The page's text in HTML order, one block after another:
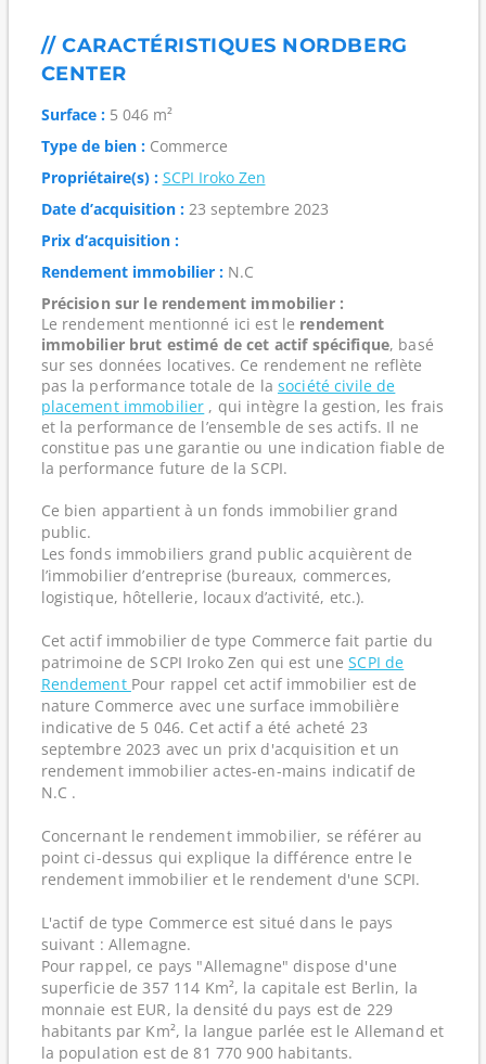
// CARACTÉRISTIQUES NORDBERG
CENTER
Surface :5 046 m²
Type de bien :Commerce
Propriétaire(s) : SCPI Iroko Zen
Date d’acquisition :23 septembre 2023
Prix d’acquisition :
Rendement immobilier :N.C
Précision sur le rendement immobilier :
Le rendement mentionné ici est le rendement
immobilier brut estimé de cet actif spécifique, basé
sur ses données locatives. Ce rendement ne reflète
pas la performance totale de la société civile de
placement immobilier , qui intègre la gestion, les frais
et la performance de l’ensemble de ses actifs. Il ne
constitue pas une garantie ou une indication fiable de
la performance future de la SCPI.
Ce bien appartient à un fonds immobilier grand
public.
Les fonds immobiliers grand public acquièrent de
l’immobilier d’entreprise (bureaux, commerces,
logistique, hôtellerie, locaux d’activité, etc.).
Cet actif immobilier de type Commerce fait partie du
patrimoine de SCPI Iroko Zen qui est uneSCPI de
Rendement Pour rappel cet actif immobilier est de
nature Commerce avec une surface immobilière
indicative de 5 046. Cet actif a été acheté 23
septembre 2023 avec un prix d'acquisition et un
rendement immobilier actes-en-mains indicatif de
N.C .
Concernant le rendement immobilier, se référer au
point ci-dessus qui explique la différence entre le
rendement immobilier et le rendement d'une SCPI.
L'actif de type Commerce est situé dans le pays
suivant : Allemagne.
Pour rappel, ce pays "Allemagne" dispose d'une
superficie de 357 114 Km², la capitale est Berlin, la
monnaie est EUR, la densité du pays est de 229
habitants par Km², la langue parlée est le Allemand et
la population est de 81 770 900 habitants.